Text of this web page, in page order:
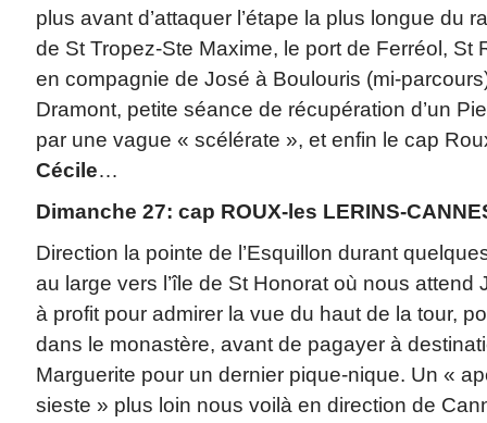
plus avant d’attaquer l’étape la plus longue du
de St Tropez-Ste Maxime, le port de Ferréol, St
en compagnie de José à Boulouris (mi-parcours),
Dramont, petite séance de récupération d’un
par une vague « scélérate », et enfin le cap
Cécile…
Dimanche 27: cap ROUX-les LERINS-
Direction la pointe de l’Esquillon durant
au large vers l’île de St Honorat où nous attend
à profit pour admirer la vue du haut de la tour,
dans le monastère, avant de pagayer à
Marguerite pour un dernier pique-nique. Un «
sieste » plus loin nous voilà en direction de